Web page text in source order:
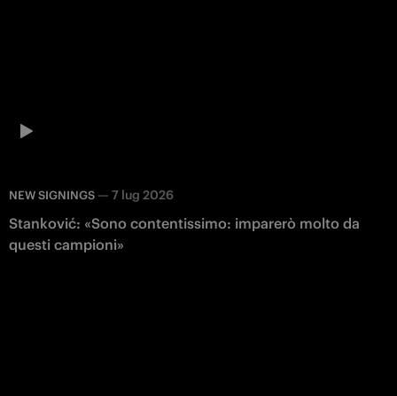
NEW SIGNINGS — 7 lug 2026
Stanković: «Sono contentissimo: imparerò molto da
questi campioni»